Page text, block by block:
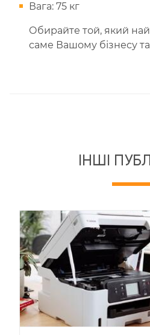
Вага: 75 кг
Обирайте той, який
саме Вашому бізнесу та
ІНШІ